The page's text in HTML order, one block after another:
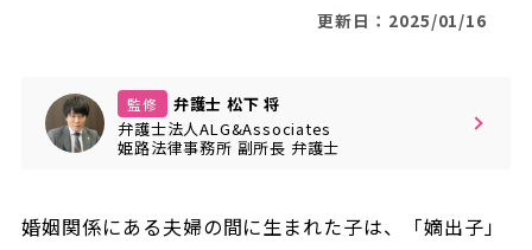
更新日：2025/01/16
監修
弁護士 松下 将
弁護士法人ALG&Associates
姫路法律事務所 副所長 弁護士
婚姻関係にある夫婦の間に生まれた子は、「嫡出子」